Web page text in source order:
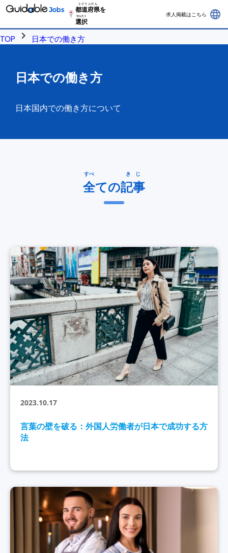
都道府県
とどうふけん
を
選択
せんたく 求人掲載はこちら language
TOP chevron_right 日本での働き方
日本での働き方
日本国内での働き方について
全
すべ
ての記事
きじ
2023.10.17
言葉の壁を破る：外国人労働者が日本で成功する方
法